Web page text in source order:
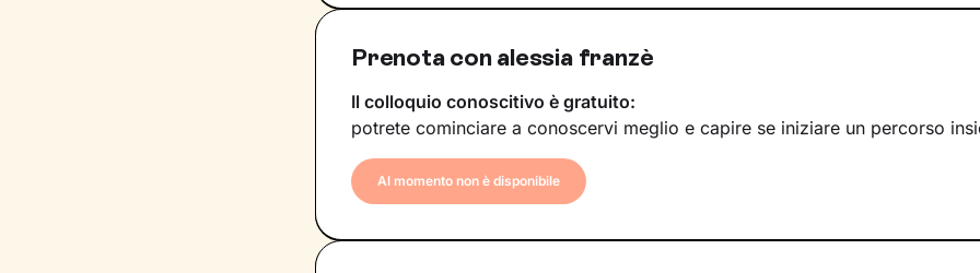
Prenota con alessia franzè
Il colloquio conoscitivo è gratuito:
potrete cominciare a conoscervi meglio e capire se iniziare un percorso
Al momento non è disponibile